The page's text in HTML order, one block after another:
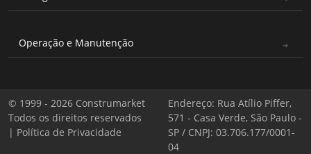
Operação e Manutenção
© 1999 - 2026 Construmarket
Todos os direitos reservados
| Política de Privacidade
Endereço: Rua Atílio Piffer,
571 - Casa Verde, São Paulo -
SP / CNPJ: 03.706.177/0001-
04